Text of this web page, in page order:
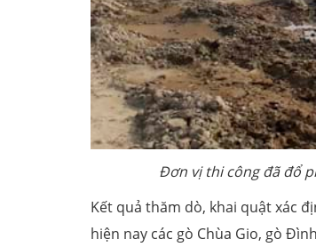
Đơn vị thi công đã đổ
Kết quả thăm dò, khai quật xác
hiện nay các gò Chùa Gio, gò